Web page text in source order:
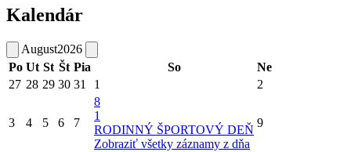
Kalendár
August2026
Po Ut St Št Pia So
Ne
27 28 29 30 31 1 2
3 4 5 6 7
8
1
RODINNÝ ŠPORTOVÝ DEŇ
Zobraziť všetky záznamy z dňa
9